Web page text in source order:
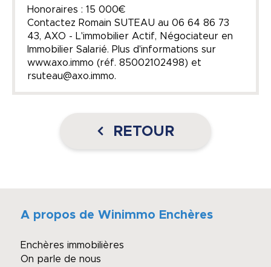
Honoraires : 15 000€
Contactez Romain SUTEAU au 06 64 86 73
43, AXO - L'immobilier Actif, Négociateur en
Immobilier Salarié. Plus d'informations sur
www.axo.immo (réf. 85002102498) et
rsuteau@axo.immo.
RETOUR
A propos de Winimmo Enchères
Enchères immobilières
On parle de nous